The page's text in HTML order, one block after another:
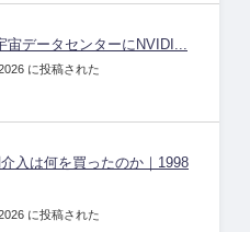
宙データセンターにNVIDI...
に投稿された
入は何を買ったのか｜1998
に投稿された